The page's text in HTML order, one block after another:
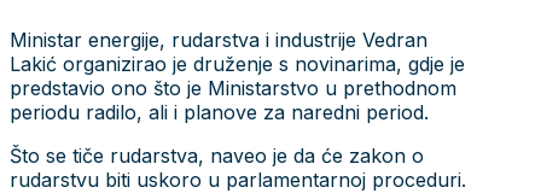
Ministar energije, rudarstva i industrije Vedran
Lakić organizirao je druženje s novinarima, gdje je
predstavio ono što je Ministarstvo u prethodnom
periodu radilo, ali i planove za naredni period.
Što se tiče rudarstva, naveo je da će zakon o
rudarstvu biti uskoro u parlamentarnoj proceduri.